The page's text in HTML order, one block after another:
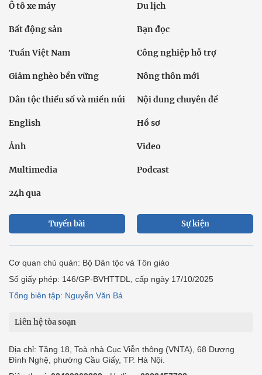
Ô tô xe máy Du lịch
Bất động sản Bạn đọc
Tuần Việt Nam Công nghiệp hỗ trợ
Giảm nghèo bền vững Nông thôn mới
Dân tộc thiểu số và miền núi Nội dung chuyên đề
English Hồ sơ
Ảnh Video
Multimedia Podcast
24h qua
Tuyến bài Sự kiện
Cơ quan chủ quản: Bộ Dân tộc và Tôn giáo
Số giấy phép: 146/GP-BVHTTDL, cấp ngày 17/10/2025
Tổng biên tập: Nguyễn Văn Bá
Liên hệ tòa soạn
Địa chỉ: Tầng 18, Toà nhà Cục Viễn thông (VNTA), 68 Dương
Đình Nghệ, phường Cầu Giấy, TP. Hà Nội.